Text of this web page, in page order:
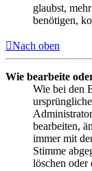
glaubst,
benötigen,
Nach oben
Wie bearbeite
Wie bei den
bearbeiten,
immer mit
Stimme
löschen oder